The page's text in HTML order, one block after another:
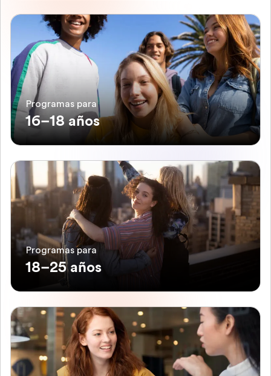
Programas para
16–18 años
Programas para
18–25 años